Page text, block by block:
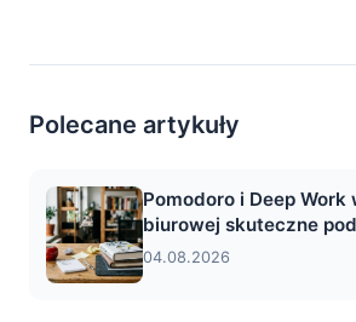
Polecane artykuły
Pomodoro i Deep Work
biurowej skuteczne
04.08.2026